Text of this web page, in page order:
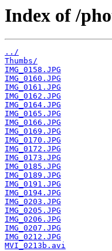
Index of /
../
Thumbs/
IMG_0158.JPG
IMG_0160.JPG
IMG_0161.JPG
IMG_0162.JPG
IMG_0164.JPG
IMG_0165.JPG
IMG_0166.JPG
IMG_0169.JPG
IMG_0170.JPG
IMG_0172.JPG
IMG_0173.JPG
IMG_0185.JPG
IMG_0189.JPG
IMG_0191.JPG
IMG_0194.JPG
IMG_0203.JPG
IMG_0205.JPG
IMG_0206.JPG
IMG_0207.JPG
IMG_0212.JPG
MVI_0213b.avi